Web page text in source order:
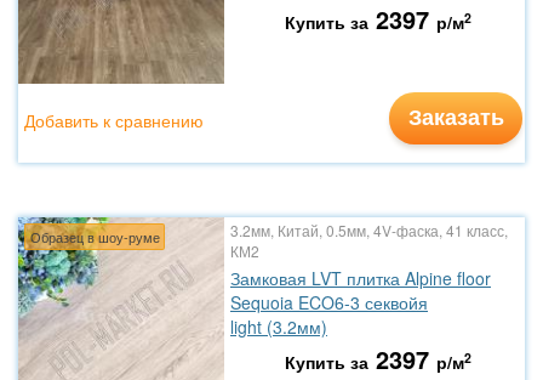
Купить за 2397 р/м2
Заказать
Добавить к сравнению
Образец в шоу-руме
3.2мм, Китай, 0.5мм, 4V-фаска, 41 класс,
КМ2
Замковая LVT плитка Alpine floor
Sequoia ECO6-3 секвойя
light (3.2мм)
Купить за 2397 р/м2